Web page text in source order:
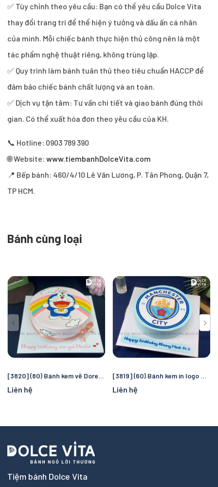
✅ Tùy chỉnh theo yêu cầu: Bạn có thể yêu cầu Dolce Vita
thay đổi trang trí để thể hiện ý tưởng và dấu ấn cá nhân
của mình. Mỗi chiếc bánh thực hiện thủ công nên là một
tác phẩm nghệ thuật riêng, không trùng lặp.
✅ Quy trình làm bánh tuân thủ theo tiêu chuẩn HACCP để
đảm bảo chiếc bánh chất lượng và an toàn.
✅ Dịch vụ tận tâm: Tư vấn chi tiết và giao bánh đúng thời
gian. Có thể xuất hóa đơn theo yêu cầu của KH.
📞 Hotline: 0903 789 390
🌐 Website: www.tiembanhDolceVita.com
📍 Bếp bánh: 460/4/10 Lê Văn Lương, P. Tân Phong, Quận 7,
TP HCM.
Bánh cùng loại
[3820] (80) Bánh kem vẽ Doremon/ Doraemon - quà tặng sinh nhật đáng yêu cho bé gái
Liên hệ
[3819] (60) Bánh kem in logo Manchester City – Quà tặng sinh nhật hoàn hảo cho fan bóng đá
Liên hệ
Tiệm bánh Dolce Vita